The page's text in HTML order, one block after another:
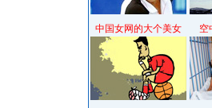
中国女网的大个美女 空